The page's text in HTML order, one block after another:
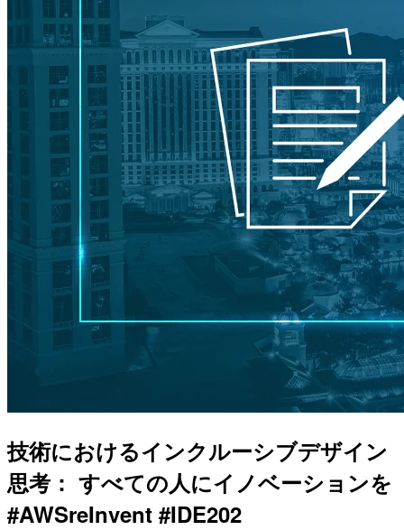
技術におけるインクルーシブデザイン
思考： すべての人にイノベーションを
#AWSreInvent #IDE202